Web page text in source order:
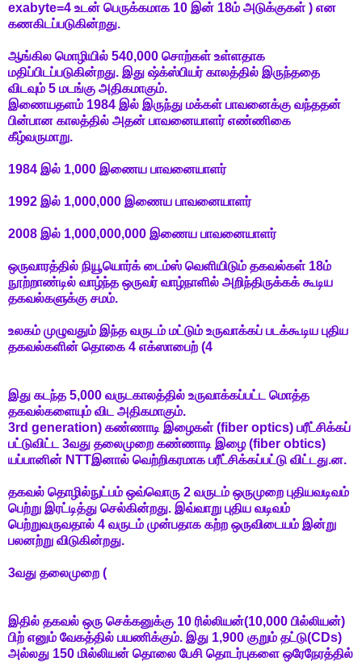
exabyte=4 உடன் பெருக்கமாக 10 இன் 18ம் அடுக்குகள் ) என
கணகிடப்படுகின்றது.
ஆங்கில மொழியில் 540,000 சொற்கள் உள்ளதாக
மதிப்பிடப்படுகின்றது. இது ஷ்க்ஸ்பியர் காலத்தில் இருந்ததை
விடவும் 5 மடங்கு அதிகமாகும்.
இணையதளம் 1984 இல் இருந்து மக்கள் பாவனைக்கு வந்ததன்
பின்பான காலத்தில் அதன் பாவனையாளர் எண்ணிகை
கீழ்வருமாறு.
1984 இல் 1,000 இணைய பாவனையாளர்
1992 இல் 1,000,000 இணைய பாவனையாளர்
2008 இல் 1,000,000,000 இணைய பாவனையாளர்
ஒருவாரத்தில் நியூயொர்க் டைம்ஸ் வெளியிடும் தகவல்கள் 18ம்
நூற்றாண்டில் வாழ்ந்த ஒருவர் வாழ்நாளில் அறிந்திருக்கக் கூடிய
தகவல்களுக்கு சமம்.
உலகம் முழுவதும் இந்த வருடம் மட்டும் உருவாக்கப் படக்கூடிய புதிய
தகவல்களின் தொகை 4 எக்ஸாபைற் (4
இது கடந்த 5,000 வருடகாலத்தில் உருவாக்கப்பட்ட மொத்த
தகவல்களையும் விட அதிகமாகும்.
3rd generation) கண்ணாடி இழைகள் (fiber optics) பரீட்சிக்கப்
பட்டுவிட்ட 3வது தலைமுறை கண்ணாடி இழை (fiber obtics)
யப்பானின் NTTஇனால் வெற்றிகரமாக பரீட்சிக்கப்பட்டு விட்டது.ன.
தகவல் தொழில்நுட்பம் ஒவ்வொரு 2 வருடம் ஒருமுறை புதியவடிவம்
பெற்று இரட்டித்து செல்கின்றது. இவ்வாறு புதிய வடிவம்
பெற்றுவருவதால் 4 வருடம் முன்பதாக கற்ற ஒருவிடையம் இன்று
பலனற்று விடுகின்றது.
3வது தலைமுறை (
இதில் தகவல் ஒரு செக்கனுக்கு 10 ரில்லியன்(10,000 பில்லியன்)
பிற் எனும் வேகத்தில் பயணிக்கும். இது 1,900 குறும் தட்டு(CDs)
அல்லது 150 மில்லியன் தொலை பேசி தொடர்புகளை ஒரேநேரத்தில்